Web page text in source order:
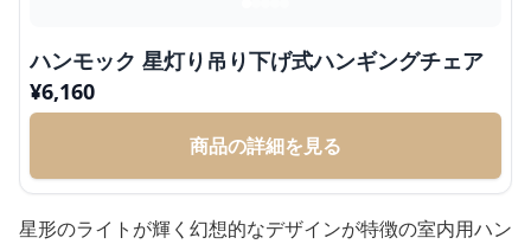
ハンモック 星灯り吊り下げ式ハンギングチェア
¥6,160
商品の詳細を見る
星形のライトが輝く幻想的なデザインが特徴の室内用ハン